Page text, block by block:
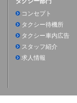
コンセプト
タクシー待機所
タクシー車内広告
スタッフ紹介
求人情報